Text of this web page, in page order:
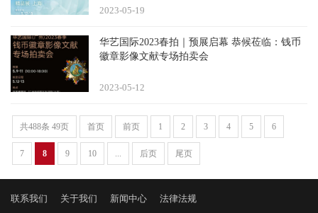
19
2023-05
华艺国际2023春拍｜预展启幕 恭候莅临：钱币
徽章影像文献专场拍卖会
12
2023-05
共488条 49页 首页 前页 1 2 3 4 5 6
7 8 9 10 ... 后页 尾页
联系我们 关于我们 新闻中心 法律法规